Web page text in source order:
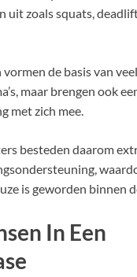
uit zoals squats,
de basis van veel
maar brengen ook
met zich mee.
besteden daarom
is geworden binnen
In Een